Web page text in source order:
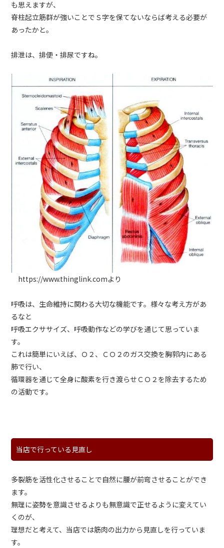
も思えますが、
脊柱起立筋群が強いことでＳ字を保てないならば考える必要が
あったかと。
排泄は、排便・排尿ですね。
https://www.thinglink.comより
呼吸は、生命維持に関わる大切な機能です。様々な考え方があ
るなと
呼吸エクササイズ、呼吸動作などの学びを通じて思っていま
す。
これは簡単にいえば、Ｏ２、ＣＯ２のガス交換を胸郭内にある
肺で行い、
循環器を通じて全身に酸素を行き渡らせＣＯ２を除去するため
の活動です。
当店で行っている見直し
多裂筋を活性化させることで自然に腰が前弯させることができ
ます。
無理に姿勢を意識させるよりも無意識で正せるように変えてい
くのが、
理想だと考えて、当店では筋肉の出力から見直しを行っていま
す。